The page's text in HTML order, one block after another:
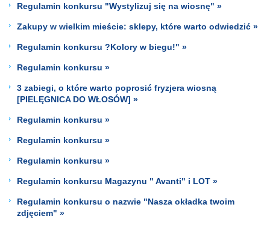
Regulamin konkursu "Wystylizuj się na wiosnę" »
Zakupy w wielkim mieście: sklepy, które warto odwiedzić »
Regulamin konkursu ?Kolory w biegu!" »
Regulamin konkursu »
3 zabiegi, o które warto poprosić fryzjera wiosną
[PIELĘGNICA DO WŁOSÓW] »
Regulamin konkursu »
Regulamin konkursu »
Regulamin konkursu »
Regulamin konkursu Magazynu " Avanti" i LOT »
Regulamin konkursu o nazwie "Nasza okładka twoim
zdjęciem" »